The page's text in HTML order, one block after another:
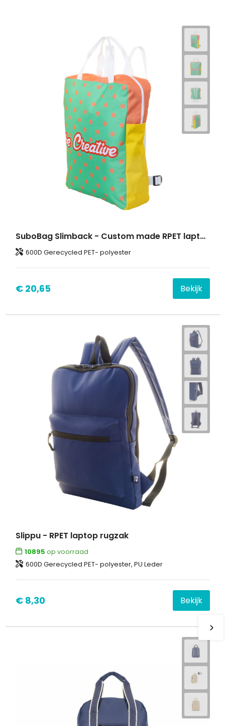
SuboBag Slimback - Custom made RPET laptop rugzak
600D Gerecycled PET- polyester
€ 20,65 Bekijk
Slippu - RPET laptop rugzak
10895 op voorraad
600D Gerecycled PET- polyester, PU Leder
€ 8,30 Bekijk